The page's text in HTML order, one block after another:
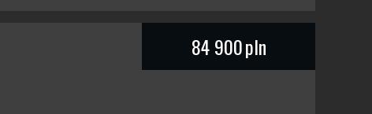
84 900pln